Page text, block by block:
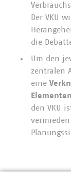
Der VKU
die
Um den
zentralen
eine
Elementen
den VKU